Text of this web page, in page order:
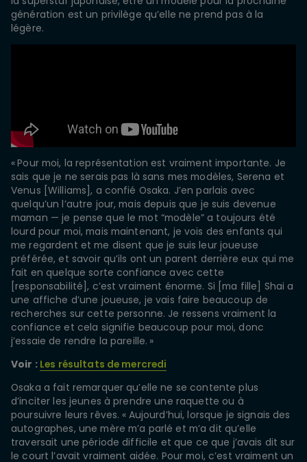
génération est un privilège qu’elle ne prend pas à la
légère.
« Pour moi, la représentation est vraiment importante. Je
sais que je ne serais pas là sans mes modèles, Serena et
Venus [Williams], a confié Osaka. J’en parlais avec
quelqu’un l’autre jour, mais depuis que je suis devenue
maman — je pense que le mot “modèle” a toujours été
lourd pour moi, mais maintenant, je vois des enfants qui
me regardent et me disent que je suis leur joueuse
préférée, et savoir qu’ils ont un parent derrière eux qui me
fait en quelque sorte confiance avec cette
[responsabilité], c’est vraiment énorme. Si [ma fille] Shai a
une affiche d’une joueuse, je vais faire beaucoup de
recherches sur cette personne. Je ressens vraiment la
confiance et cela signifie beaucoup pour moi, donc
j’essaie de rendre la pareille. »
Voir : Les résultats de mercredi
Osaka a fait remarquer qu’elle ne se contente plus
d’inciter les jeunes à prendre une raquette ou à
poursuivre leurs rêves. « Aujourd’hui, lorsque je signais des
autographes, une mère m’a parlé et m’a dit qu’elle
traversait une période difficile et que ce que j’avais dit sur
le court l’avait vraiment aidée. Pour moi, c’est vraiment un